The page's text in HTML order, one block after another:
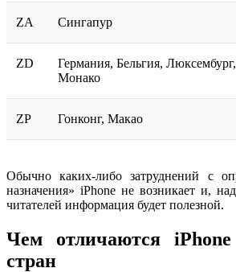
ZA Сингапур
ZD
Германия, Бельгия,
Монако
ZP Гонконг, Макао
Обычно каких-либо затруднений с
назначения» iPhone не возникает и,
читателей информация будет полезной.
Чем отличаются
стран